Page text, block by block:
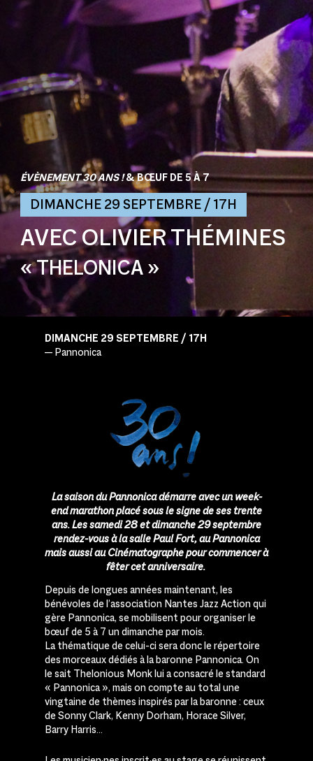
ÉVÈNEMENT 30 ANS !& BŒUF DE 5 À 7
DIMANCHE 29 SEPTEMBRE / 17H
AVEC OLIVIER THÉMINES
« THELONICA »
DIMANCHE 29 SEPTEMBRE / 17H
— Pannonica
La saison du Pannonica démarre avec un week-
end marathon placé sous le signe de ses trente
ans. Les samedi 28 et dimanche 29 septembre
rendez-vous à la salle Paul Fort, au Pannonica
mais aussi auCinématographe pour commencer à
fêter cet anniversaire.
Depuis de longues années maintenant, les
bénévoles de l’association Nantes Jazz Action qui
gère Pannonica, se mobilisent pour organiser le
bœuf de 5 à 7 un dimanche par mois.
La thématique de celui-ci sera donc le répertoire
des morceaux dédiés à la baronne Pannonica. On
le sait Thelonious Monk lui a consacré le standard
« Pannonica », mais on compte au total une
vingtaine de thèmes inspirés par la baronne : ceux
de Sonny Clark, Kenny Dorham, Horace Silver,
Barry Harris…